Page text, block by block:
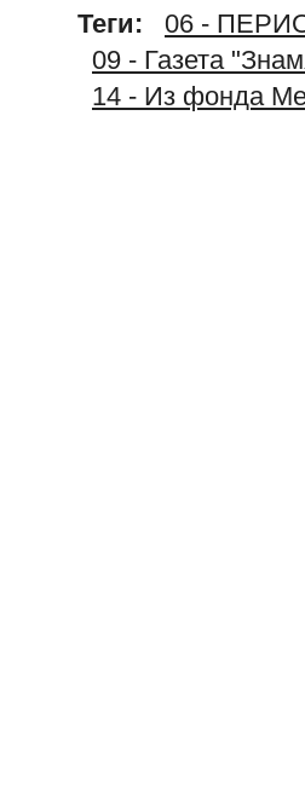
Теги:
06 -
09 - Газета
14 - Из фонда